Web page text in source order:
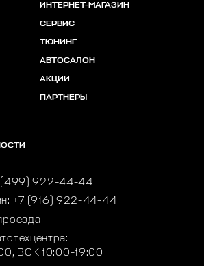
ИНТЕРНЕТ-МАГАЗИН
СЕРВИС
ТЮНИНГ
АВТОСАЛОН
АКЦИИ
ПАРТНЕРЫ
922-44-44
+7 (916) 922-44-44
ВСК 10:00-19:00